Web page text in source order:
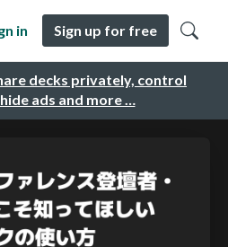
decks privately, control
ads and more …
in Sign up for free